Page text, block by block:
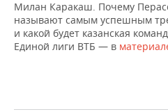
Милан Каракаш. Почему
называют самым успешным
и какой будет казанская
Единой лиги ВТБ — в